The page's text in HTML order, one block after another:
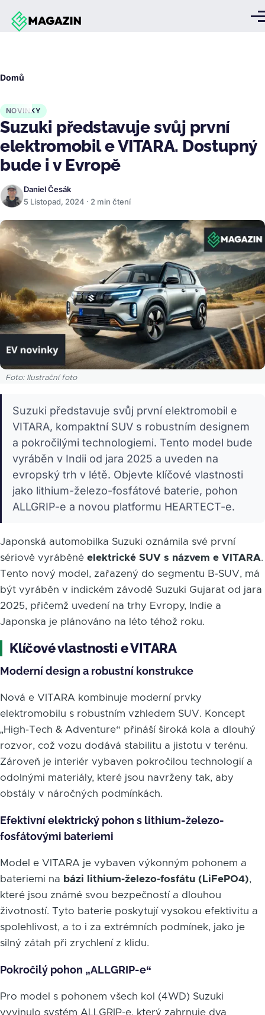
Přejít k hlavnímu obsahu
Domů
NOVINKY
Suzuki představuje svůj první
elektromobil e VITARA. Dostupný
bude i v Evropě
Daniel Česák
5 Listopad, 2024 · 2 min čtení
Foto: Ilustrační foto
Suzuki představuje svůj první elektromobil e
VITARA, kompaktní SUV s robustním designem
a pokročilými technologiemi. Tento model bude
vyráběn v Indii od jara 2025 a uveden na
evropský trh v létě. Objevte klíčové vlastnosti
jako lithium-železo-fosfátové baterie, pohon
ALLGRIP-e a novou platformu HEARTECT-e.
Japonská automobilka Suzuki oznámila své první
sériově vyráběné elektrické SUV s názvem e VITARA.
Tento nový model, zařazený do segmentu B-SUV, má
být vyráběn v indickém závodě Suzuki Gujarat od jara
2025, přičemž uvedení na trhy Evropy, Indie a
Japonska je plánováno na léto téhož roku.
Klíčové vlastnosti e VITARA
Moderní design a robustní konstrukce
Nová e VITARA kombinuje moderní prvky
elektromobilu s robustním vzhledem SUV. Koncept
„High-Tech & Adventure“ přináší široká kola a dlouhý
rozvor, což vozu dodává stabilitu a jistotu v terénu.
Zároveň je interiér vybaven pokročilou technologií a
odolnými materiály, které jsou navrženy tak, aby
obstály v náročných podmínkách.
Efektivní elektrický pohon s lithium-železo-
fosfátovými bateriemi
Model e VITARA je vybaven výkonným pohonem a
bateriemi na bázi lithium-železo-fosfátu (LiFePO4),
které jsou známé svou bezpečností a dlouhou
životností. Tyto baterie poskytují vysokou efektivitu a
spolehlivost, a to i za extrémních podmínek, jako je
silný zátah při zrychlení z klidu.
Pokročilý pohon „ALLGRIP-e“
Pro model s pohonem všech kol (4WD) Suzuki
vyvinulo systém ALLGRIP-e, který zahrnuje dva